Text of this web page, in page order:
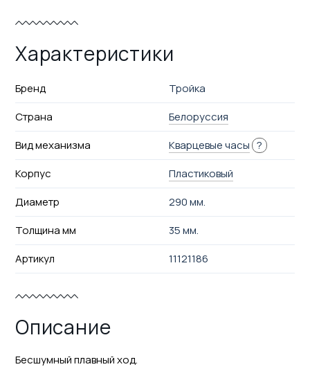
Характеристики
Бренд
Тройка
Страна
Белоруссия
Вид механизма
Кварцевые часы ?
Корпус
Пластиковый
Диаметр
290 мм.
Толщина мм
35 мм.
Артикул
11121186
Описание
Бесшумный плавный ход.